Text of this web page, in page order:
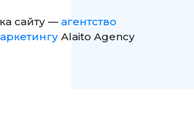
сайту — агентство
Alaito Agency